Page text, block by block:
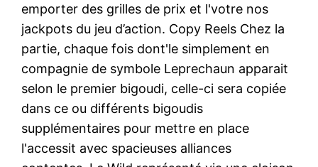
emporter des grilles de prix et l'votre nos
jackpots du jeu d’action. Copy Reels Chez la
partie, chaque fois dont'le simplement en
compagnie de symbole Leprechaun apparait
selon le premier bigoudi, celle-ci sera copiée
dans ce ou différents bigoudis
supplémentaires pour mettre en place
l'accessit avec spacieuses alliances